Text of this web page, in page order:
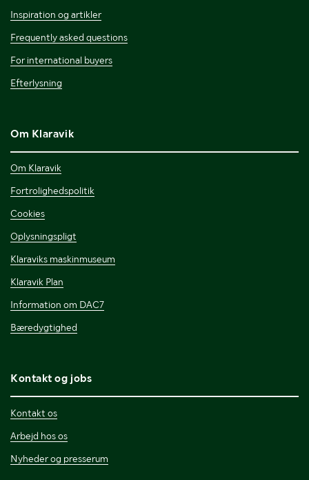
Inspiration og artikler
Frequently asked questions
For international buyers
Efterlysning
Om Klaravik
Om Klaravik
Fortrolighedspolitik
Cookies
Oplysningspligt
Klaraviks maskinmuseum
Klaravik Plan
Information om DAC7
Bæredygtighed
Kontakt og jobs
Kontakt os
Arbejd hos os
Nyheder og presserum